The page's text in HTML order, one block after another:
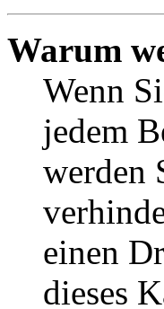
Warum
Wenn
jedem
werden
einen
dieses